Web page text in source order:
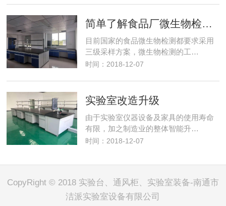
简单了解食品厂微生物检测室建设
目前国家的食品微生物检测都要求采用
三级采样方案，微生物检测的工…
时间：2018-12-07
实验室改造升级
由于实验室仪器设备及家具的使用寿命
有限，加之制造业的整体智能升…
时间：2018-12-07
CopyRight © 2018 实验台、通风柜、实验室装备-南通市
洁派实验室设备有限公司